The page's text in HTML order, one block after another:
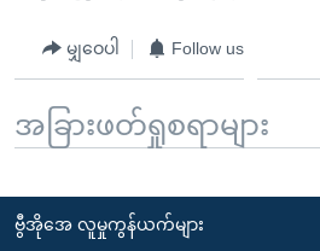
မျှဝေပါ Follow us
အခြားဖတ်ရှုစရာများ
ဗွီအိုအေ လူမှုကွန်ယက်များ